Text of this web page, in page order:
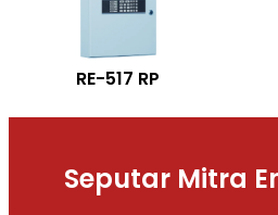
RE-517 RP
Seputar Mitra